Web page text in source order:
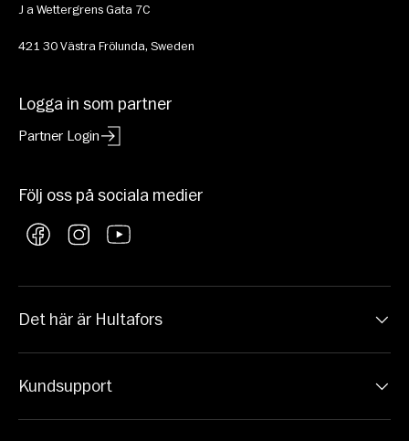
J a Wettergrens Gata 7C
421 30 Västra Frölunda, Sweden
Logga in som partner
Partner Login
Följ oss på sociala medier
FacebookInstagramYouTube
Det här är Hultafors
Kundsupport